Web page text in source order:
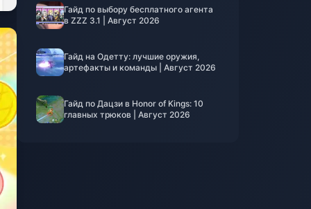
Гайд по выбору бесплатного агента
в ZZZ 3.1 | Август 2026
Гайд на Одетту: лучшие оружия,
артефакты и команды | Август 2026
Гайд по Дацзи в Honor of Kings: 10
главных трюков | Август 2026